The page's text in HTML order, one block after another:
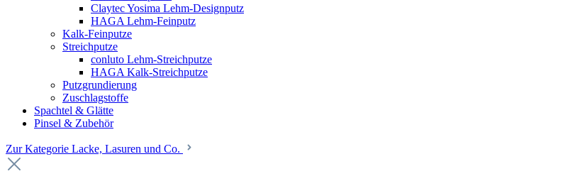
Claytec Yosima Lehm-Designputz
HAGA Lehm-Feinputz
Kalk-Feinputze
Streichputze
conluto Lehm-Streichputze
HAGA Kalk-Streichputze
Putzgrundierung
Zuschlagstoffe
Spachtel & Glätte
Pinsel & Zubehör
Zur Kategorie Lacke, Lasuren und Co.